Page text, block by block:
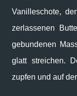
Vanilleschote,
zerlassenen
gebundenen
glatt streichen.
zupfen und auf